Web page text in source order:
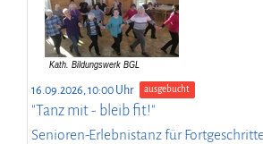
16.09.2026, 10:00 Uhr ausgebucht
"Tanz mit - bleib fit!"
Senioren-Erlebnistanz für